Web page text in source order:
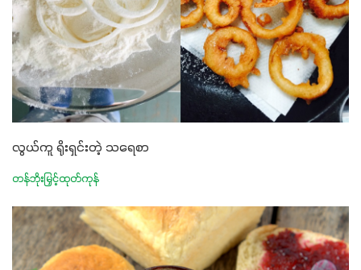
လွယ်ကူ ရိုးရှင်းတဲ့ သရေစာ
တန်ဘိုးမြှင့်ထုတ်ကုန်